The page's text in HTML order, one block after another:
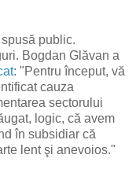
public.
Bogdan Glăvan a
: "Pentru început, vă
cauza
sectorului
logic, că avem
în subsidiar că
lent şi anevoios."